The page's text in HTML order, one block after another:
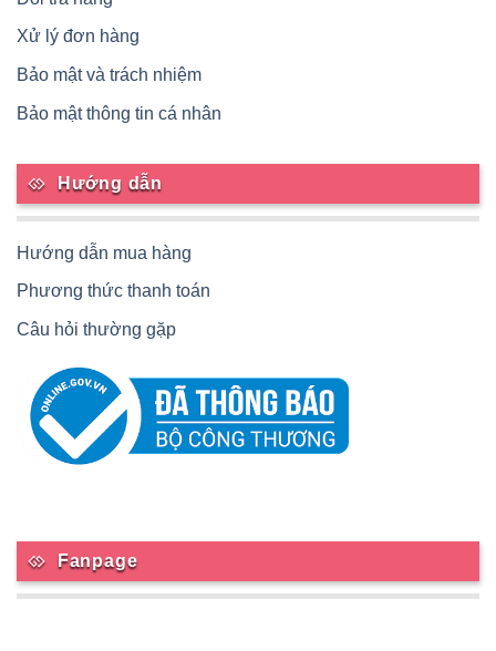
Xử lý đơn hàng
Bảo mật và trách nhiệm
Bảo mật thông tin cá nhân
Hướng dẫn
Hướng dẫn mua hàng
Phương thức thanh toán
Câu hỏi thường gặp
Fanpage